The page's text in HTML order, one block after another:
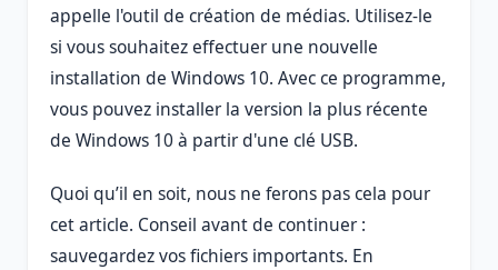
appelle l'outil de création de médias. Utilisez-le
si vous souhaitez effectuer une nouvelle
installation de Windows 10. Avec ce programme,
vous pouvez installer la version la plus récente
de Windows 10 à partir d'une clé USB.
Quoi qu’il en soit, nous ne ferons pas cela pour
cet article. Conseil avant de continuer :
sauvegardez vos fichiers importants. En